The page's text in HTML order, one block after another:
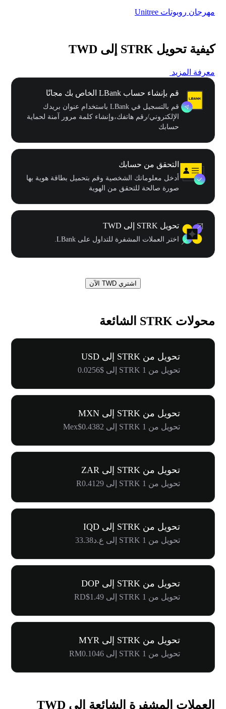
مهرجان روبوتات Unitree
كيفية تحويل STRK إلى TWD
معرفة المزيد
قم بإنشاء حساب LBank الخاص بك مجانًا
قم بالتسجيل في LBank باستخدام عنوان بريدك
الإلكتروني/رقم هاتفك،وإنشاء كلمة مرور آمنة لحماية
حسابك
التحقق من حسابك
أدخل معلوماتك الشخصية وقم بتحميل بطاقة هوية بها
صورة صالحة للتحقق من الهوية
تحويل STRK إلى TWD
اختر العملات المشفرة للتداول على LBank.
اشتري TWD الآن
محولات STRK الشائعة
تحويل من STRK إلى USD
تحويل من 1 STRK إلى $0.0256
تحويل من STRK إلى MXN
تحويل من 1 STRK إلى Mex$0.4382
تحويل من STRK إلى ZAR
تحويل من 1 STRK إلى R0.4129
تحويل من STRK إلى IQD
تحويل من 1 STRK إلى ع.د33.38
تحويل من STRK إلى DOP
تحويل من 1 STRK إلى RD$1.49
تحويل من STRK إلى MYR
تحويل من 1 STRK إلى RM0.1046
العملات المشفرة الشائعة إلى TWD